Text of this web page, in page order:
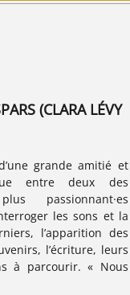
(CLARA LÉVY
grande amitié et
entre deux des
passionnant·es
les sons et la
l’apparition des
l’écriture, leurs
à parcourir. « Nous